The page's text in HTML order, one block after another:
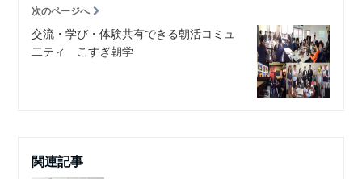
次のページへ
交流・学び・体験共有できる朝活コミュ
二ティ こすぎ朝学
関連記事